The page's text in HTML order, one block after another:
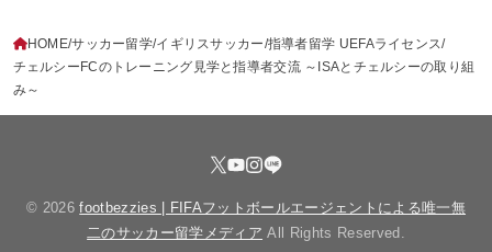
HOME サッカー留学 イギリスサッカー 指導者留学 UEFAライセンス
チェルシーFCのトレーニング見学と指導者交流 ～ISAとチェルシーの取り組
み～
© 2026footbezzies | FIFAフットボールエージェントによる唯一無
二のサッカー留学メディア All Rights Reserved.